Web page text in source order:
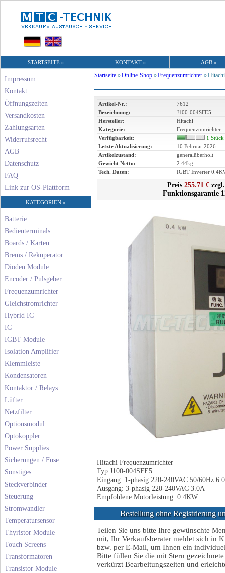
STARTSEITE » KONTAKT » AGB »
Impressum
Kontakt
Öffnungszeiten
Versandkosten
Zahlungsarten
Widerrufsrecht
AGB
Datenschutz
FAQ
Link zur OS-Plattform
KATEGORIEN »
Batterie
Bedienterminals
Boards / Karten
Brems / Rekuperator
Dioden Module
Encoder / Pulsgeber
Frequenzumrichter
Gleichstromrichter
Hybrid IC
IC
IGBT Module
Isolation Amplifier
Klemmleiste
Kondensatoren
Kontaktor / Relays
Lüfter
Netzfilter
Optionsmodul
Optokoppler
Power Supplies
Sicherungen / Fuse
Sonstiges
Steckverbinder
Steuerung
Stromwandler
Temperatursensor
Thyristor Module
Touch Screens
Transformatoren
Transistor Module
Startseite »Online-Shop »Frequenzumrichter »
Artikel-Nr.:
7612
Bezeichnung:
J100-004SFE5
Hersteller:
Hitachi
Kategorie:
Frequenzumrichter
Verfügbarkeit:
1
Letzte Aktualisierung:
10 Februar 2026
Artikelzustand:
generalüberholt
Gewicht Netto:
2.44kg
Tech. Daten:
IGBT Inverter
Preis 255.71 €
Funktionsgarantie
Hitachi Frequenzumrichter
Typ J100-004SFE5
Eingang: 1-phasig 220-240VAC 50/60Hz
Ausgang: 3-phasig 220-240VAC 3.0A
Empfohlene Motorleistung: 0.4KW
Bestellung ohne Registrierung
Teilen Sie uns bitte Ihre gewünschte
mit, Ihr Verkaufsberater meldet sich in
bzw. per E-Mail, um Ihnen ein
Bitte füllen Sie die mit Stern
verkürzt Bearbeitungszeiten und